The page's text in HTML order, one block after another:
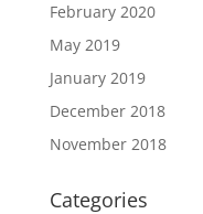
February 2020
May 2019
January 2019
December 2018
November 2018
Categories